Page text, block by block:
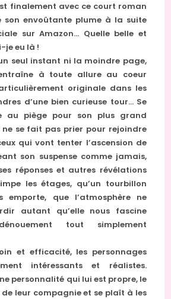
finalement avec ce court roman
son envoûtante plume à la suite
sur Amazon… Quelle belle et
je eu là !
seul instant ni la moindre page,
à toute allure au coeur
originale dans les
d’une bien curieuse tour… Se
au piège pour son plus grand
se fait pas prier pour rejoindre
qui vont tenter l’ascension de
son suspense comme jamais,
réponses et autres révélations
les étages, qu’un tourbillon
emporte, que l’atmosphère ne
autant qu’elle nous fascine
tout simplement
et efficacité, les personnages
intéressants et réalistes.
personnalité qui lui est propre, le
leur compagnie et se plaît à les